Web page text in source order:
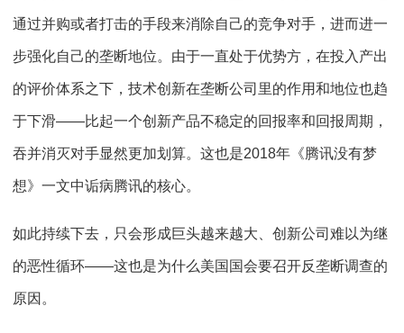
通过并购或者打击的手段来消除自己的竞争对手，进而进一
步强化自己的垄断地位。由于一直处于优势方，在投入产出
的评价体系之下，技术创新在垄断公司里的作用和地位也趋
于下滑——比起一个创新产品不稳定的回报率和回报周期，
吞并消灭对手显然更加划算。这也是2018年《腾讯没有梦
想》一文中诟病腾讯的核心。
如此持续下去，只会形成巨头越来越大、创新公司难以为继
的恶性循环——这也是为什么美国国会要召开反垄断调查的
原因。